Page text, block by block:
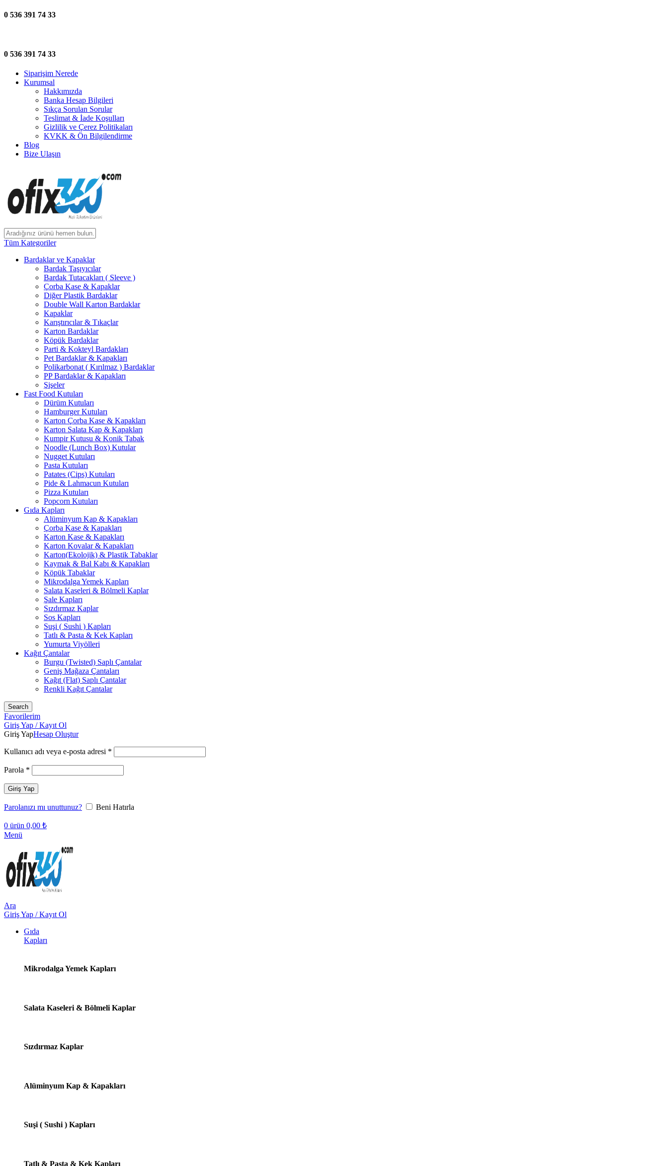
0 536 391 74 33
0 536 391 74 33
Siparişim Nerede
Kurumsal
Hakkımızda
Banka Hesap Bilgileri
Sıkça Sorulan Sorular
Teslimat & İade Koşulları
Gizlilik ve Çerez Politikaları
KVKK & Ön Bilgilendirme
Blog
Bize Ulaşın
Tüm Kategoriler
Bardaklar ve Kapaklar
Bardak Taşıyıcılar
Bardak Tutacakları ( Sleeve )
Çorba Kase & Kapaklar
Diğer Plastik Bardaklar
Double Wall Karton Bardaklar
Kapaklar
Karıştırıcılar & Tıkaçlar
Karton Bardaklar
Köpük Bardaklar
Parti & Kokteyl Bardakları
Pet Bardaklar & Kapakları
Polikarbonat ( Kırılmaz ) Bardaklar
PP Bardaklar & Kapakları
Şişeler
Fast Food Kutuları
Dürüm Kutuları
Hamburger Kutuları
Karton Çorba Kase & Kapakları
Karton Salata Kap & Kapakları
Kumpir Kutusu & Konik Tabak
Noodle (Lunch Box) Kutular
Nugget Kutuları
Pasta Kutuları
Patates (Cips) Kutuları
Pide & Lahmacun Kutuları
Pizza Kutuları
Popcorn Kutuları
Gıda Kapları
Alüminyum Kap & Kapakları
Çorba Kase & Kapakları
Karton Kase & Kapakları
Karton Kovalar & Kapakları
Karton(Ekolojik) & Plastik Tabaklar
Kaymak & Bal Kabı & Kapakları
Köpük Tabaklar
Mikrodalga Yemek Kapları
Salata Kaseleri & Bölmeli Kaplar
Şale Kapları
Sızdırmaz Kaplar
Sos Kapları
Suşi ( Sushi ) Kapları
Tatlı & Pasta & Kek Kapları
Yumurta Viyölleri
Kağıt Çantalar
Burgu (Twisted) Saplı Çantalar
Geniş Mağaza Çantaları
Kağıt (Flat) Saplı Çantalar
Renkli Kağıt Çantalar
Search
Favorilerim
Giriş Yap / Kayıt Ol
Giriş YapHesap Oluştur
Kullanıcı adı veya e-posta adresi *
Parola *
Giriş Yap
Parolanızı mı unuttunuz? Beni Hatırla
0 ürün 0,00 ₺
Menü
Ara
Giriş Yap / Kayıt Ol
Gıda
Kapları
Mikrodalga Yemek Kapları
Salata Kaseleri & Bölmeli Kaplar
Sızdırmaz Kaplar
Alüminyum Kap & Kapakları
Suşi ( Sushi ) Kapları
Tatlı & Pasta & Kek Kapları